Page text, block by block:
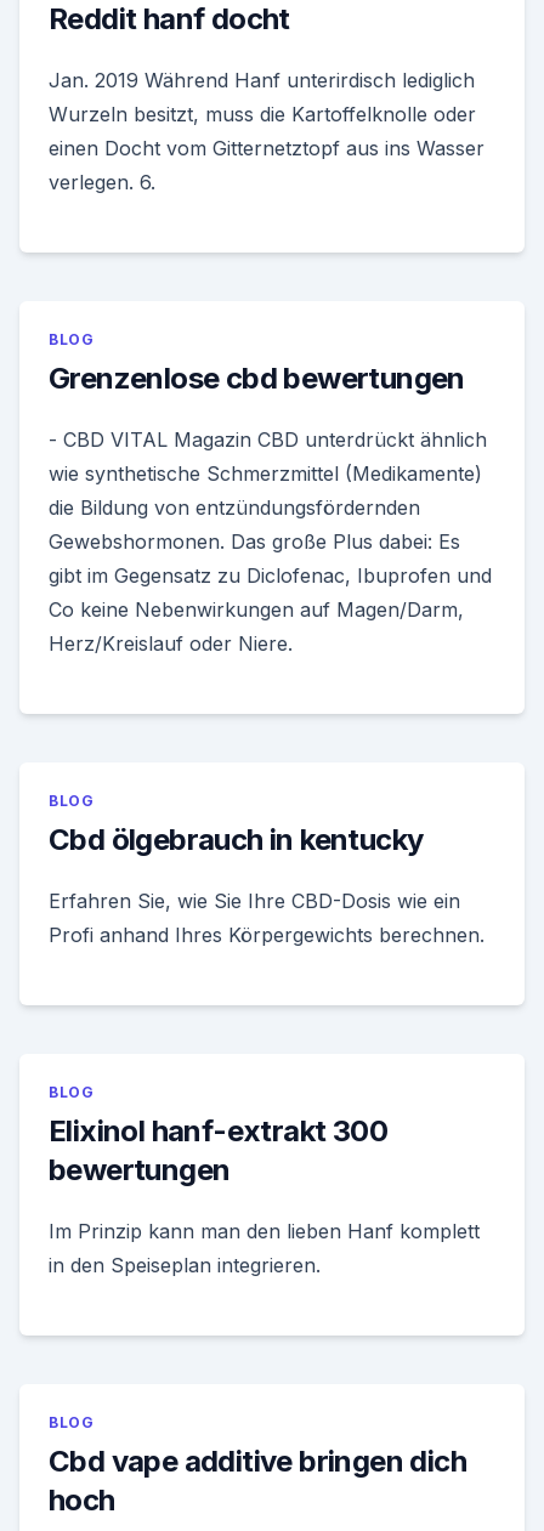
Reddit hanf docht
Jan. 2019 Während Hanf unterirdisch lediglich
Wurzeln besitzt, muss die Kartoffelknolle oder
einen Docht vom Gitternetztopf aus ins Wasser
verlegen. 6.
BLOG
Grenzenlose cbd bewertungen
- CBD VITAL Magazin CBD unterdrückt ähnlich
wie synthetische Schmerzmittel (Medikamente)
die Bildung von entzündungsfördernden
Gewebshormonen. Das große Plus dabei: Es
gibt im Gegensatz zu Diclofenac, Ibuprofen und
Co keine Nebenwirkungen auf Magen/Darm,
Herz/Kreislauf oder Niere.
BLOG
Cbd ölgebrauch in kentucky
Erfahren Sie, wie Sie Ihre CBD-Dosis wie ein
Profi anhand Ihres Körpergewichts berechnen.
BLOG
Elixinol hanf-extrakt 300
bewertungen
Im Prinzip kann man den lieben Hanf komplett
in den Speiseplan integrieren.
BLOG
Cbd vape additive bringen dich
hoch